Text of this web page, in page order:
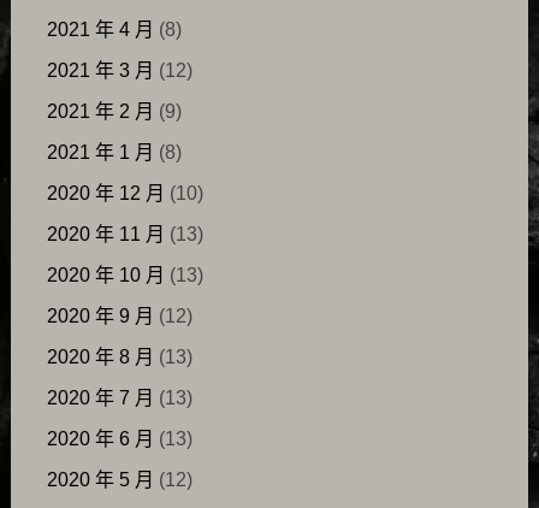
2021 年 4 月 (8)
2021 年 3 月 (12)
2021 年 2 月 (9)
2021 年 1 月 (8)
2020 年 12 月 (10)
2020 年 11 月 (13)
2020 年 10 月 (13)
2020 年 9 月 (12)
2020 年 8 月 (13)
2020 年 7 月 (13)
2020 年 6 月 (13)
2020 年 5 月 (12)